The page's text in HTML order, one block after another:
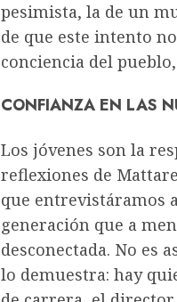
pesimista, la de un
de que este intento
conciencia del
CONFIANZA EN LAS
Los jóvenes son la
reflexiones de
que entrevistáramos
generación que a
desconectada. No es
lo demuestra: hay